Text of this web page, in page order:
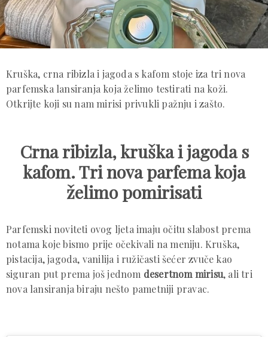
Kruška, crna ribizla i jagoda s kafom stoje iza tri nova
parfemska lansiranja koja želimo testirati na koži.
Otkrijte koji su nam mirisi privukli pažnju i zašto.
Crna ribizla, kruška i jagoda s
kafom. Tri nova parfema koja
želimo pomirisati
Parfemski noviteti ovog ljeta imaju očitu slabost prema
notama koje bismo prije očekivali na meniju. Kruška,
pistacija, jagoda, vanilija i ružičasti šećer zvuče kao
siguran put prema još jednom desertnom mirisu, ali tri
nova lansiranja biraju nešto pametniji pravac.